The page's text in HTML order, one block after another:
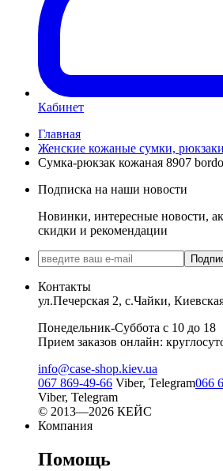
Кабинет
Главная
Женские кожаные сумки, рюкзаки
Сумка-рюкзак кожаная 8907 bordo
Подписка на наши новости
Новинки, интересные новости,
скидки и рекомендации
Контакты
ул.Печерская 2, с.Чайки,
Понедельник-Суббота с 10 до 18
Прием заказов онлайн:
info@case-shop.kiev.ua
067 869-49-66 Viber, Telegram066
Viber, Telegram
© 2013—2026 КЕЙС
Компания
Помощь